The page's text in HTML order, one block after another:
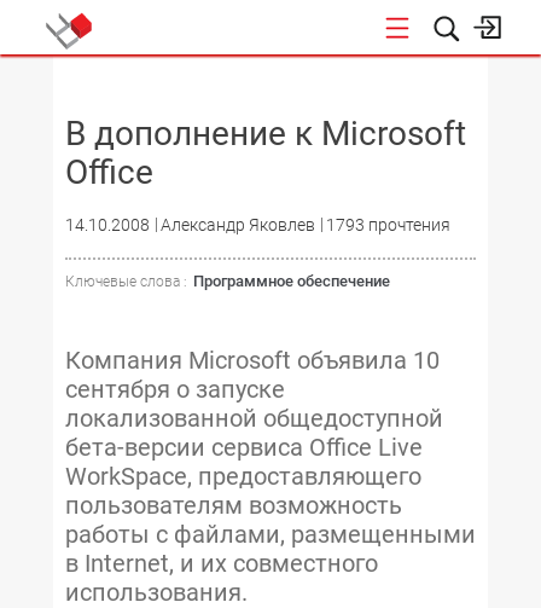
В дополнение к Microsoft
Office
14.10.2008 Александр Яковлев 1793 прочтения
Ключевые слова : Программное обеспечение
Компания Microsoft объявила 10
сентября о запуске
локализованной общедоступной
бета-версии сервиса Office Live
WorkSpace, предоставляющего
пользователям возможность
работы с файлами, размещенными
в Internet, и их совместного
использования.